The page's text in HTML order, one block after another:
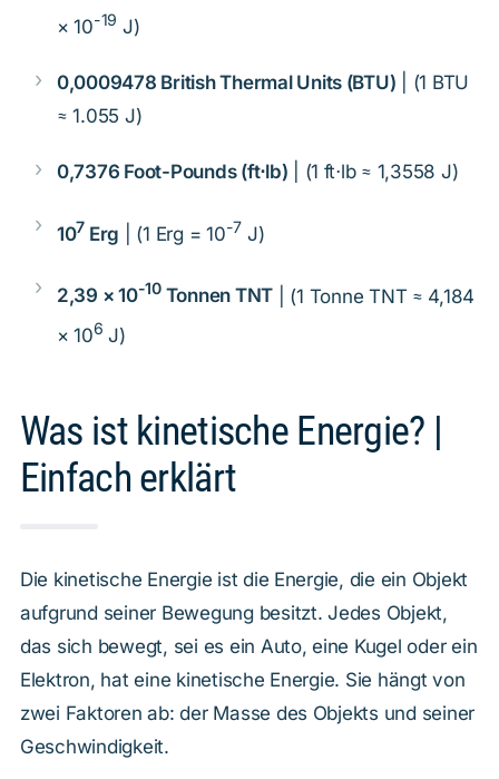
× 10-19 J)
0,0009478 British Thermal Units (BTU) | (1 BTU
≈ 1.055 J)
0,7376 Foot-Pounds (ft⋅lb) | (1 ft⋅lb ≈ 1,3558 J)
107 Erg | (1 Erg = 10-7 J)
2,39 × 10-10Tonnen TNT | (1 Tonne TNT ≈ 4,184
× 106 J)
Was ist kinetische Energie? |
Einfach erklärt
Die kinetische Energie ist die Energie, die ein Objekt
aufgrund seiner Bewegung besitzt. Jedes Objekt,
das sich bewegt, sei es ein Auto, eine Kugel oder ein
Elektron, hat eine kinetische Energie. Sie hängt von
zwei Faktoren ab: der Masse des Objekts und seiner
Geschwindigkeit.